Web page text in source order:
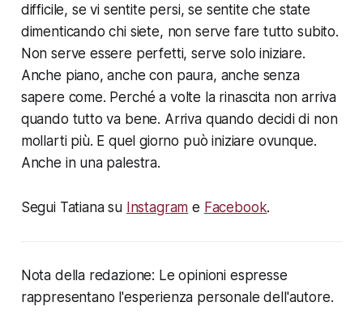
difficile, se vi sentite persi, se sentite che state
dimenticando chi siete, non serve fare tutto subito.
Non serve essere perfetti, serve solo iniziare.
Anche piano, anche con paura, anche senza
sapere come. Perché a volte la rinascita non arriva
quando tutto va bene. Arriva quando decidi di non
mollarti più. E quel giorno può iniziare ovunque.
Anche in una palestra.
Segui Tatiana su Instagram e Facebook.
Nota della redazione: Le opinioni espresse
rappresentano l'esperienza personale dell'autore.